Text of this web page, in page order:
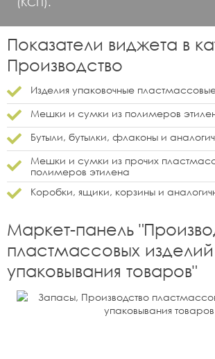
Показатели виджета в
Производство
Изделия упаковочные
Мешки и сумки из полимеров
Бутыли, бутылки, флаконы и
Мешки и сумки из прочих
полимеров этилена
Коробки, ящики, корзины и
Маркет-панель "
пластмассовых изделий
упаковывания товаров"